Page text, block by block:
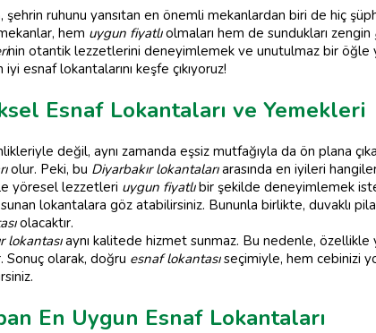
şehrin ruhunu yansıtan en önemli mekanlardan biri de hiç
hem uygun fiyatlıolmaları hem de sundukları zengin
nin otantik lezzetlerini deneyimlemek ve unutulmaz bir öğle
esnaf lokantalarını keşfe çıkıyoruz!
Esnaf Lokantaları ve Yemekleri
değil, aynı zamanda eşsiz mutfağıyla da ön plana
olur. Peki, bu Diyarbakır lokantalarıarasında en iyileri
yöresel lezzetleri uygun fiyatlıbir şekilde deneyimlemek
lokantalara göz atabilirsiniz. Bununla birlikte, duvaklı
olacaktır.
lokantasıaynı kalitede hizmet sunmaz. Bu nedenle,
Sonuç olarak, doğru esnaf lokantasıseçimiyle, hem cebinizi
En Uygun Esnaf Lokantaları